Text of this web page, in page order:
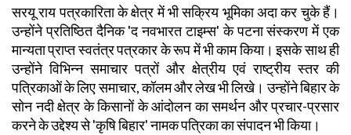
सरयू राय पत्रकारिता के क्षेत्र में भी सक्रिय भूमिका अदा कर चुके हैं।
उन्होंने प्रतिष्ठित दैनिक 'द नवभारत टाइम्स' के पटना संस्करण में एक
मान्यता प्राप्त स्वतंत्र पत्रकार के रूप में भी काम किया। इसके साथ ही
उन्होंने विभिन्न समाचार पत्रों और क्षेत्रीय एवं राष्ट्रीय स्तर की
पत्रिकाओं के लिए समाचार, कॉलम और लेख भी लिखे। उन्होंने बिहार के
सोन नदी क्षेत्र के किसानों के आंदोलन का समर्थन और प्रचार-प्रसार
करने के उद्देश्य से 'कृषि बिहार' नामक पत्रिका का संपादन भी किया।